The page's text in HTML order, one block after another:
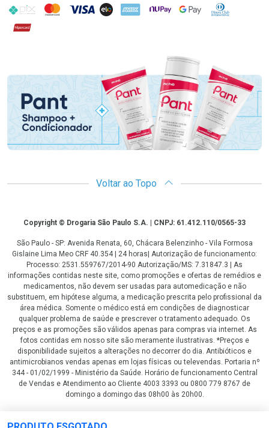
PIX MasterCard
VISA ELO AMEX NuPay Google PayDiners Club
Hipercard
Promoção em Destaque
Voltar ao Topo
CopyrightCopyright © Drogaria São Paulo S.A. | CNPJ: 61.412.110/0565-33
São Paulo - SP: Avenida Renata, 60, Chácara Belenzinho - Vila Formosa
Gislaine Lima Meo CRF 40.354 | 24 horas| Autorização de funcionamento:
Processo: 2531.559767/2014-90 Autorização/MS: 7.31847.3 | As
informações contidas neste site, como promoções e ofertas de remédios e
medicamentos, não devem ser usadas para automedicação e não
substituem, em hipótese alguma, a medicação prescrita pelo profissional da
área médica. Somente o médico está em condições de diagnosticar
qualquer problema de saúde e prescrever o tratamento adequado. Os
preços e as promoções são válidos apenas para compras via internet. As
fotos contidas em nosso site são meramente ilustrativas. *Preços e
disponibilidade sujeitos a alterações no decorrer do dia. Antibióticos e
antimicrobianos vendas apenas em lojas físicas ou televendas. Portaria nº
344 - 01/02/1999 - Ministério da Saúde. Horário de funcionamento Central
de Vendas e Atendimento ao Cliente 4003 3393 ou 0800 779 8767 de
domingo a domingo das 08h00 às 20h00.